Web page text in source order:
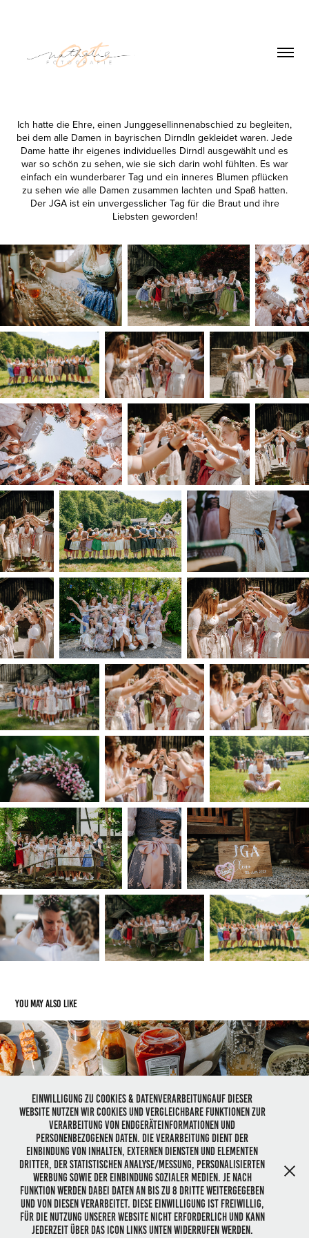
Ich hatte die Ehre, einen Junggesellinnenabschied zu begleiten,
bei dem alle Damen in bayrischen Dirndln gekleidet waren. Jede
Dame hatte ihr eigenes individuelles Dirndl ausgewählt und es
war so schön zu sehen, wie sie sich darin wohl fühlten. Es war
einfach ein wunderbarer Tag und ein inneres Blumen pflücken
zu sehen wie alle Damen zusammen lachten und Spaß hatten.
Der JGA ist ein unvergesslicher Tag für die Braut und ihre
Liebsten geworden!
You may also like
Perlenabend
2023
© Nathalie Ost ⎥NOST⎥ Datenschutz⎥Impressum ⎥AGB⎥Kontakt
Einwilligung zu Cookies & DatenverarbeitungAuf dieser
Website nutzen wir Cookies und vergleichbare Funktionen zur
Verarbeitung von Endgeräteinformationen und
personenbezogenen Daten. Die Verarbeitung dient der
Einbindung von Inhalten, externen Diensten und Elementen
Dritter, der statistischen Analyse/Messung, personalisierten
Werbung sowie der Einbindung sozialer Medien. Je nach
Funktion werden dabei Daten an bis zu 8 Dritte weitergegeben
und von diesen verarbeitet. Diese Einwilligung ist freiwillig,
für die Nutzung unserer Website nicht erforderlich und kann
jederzeit über das Icon links unten widerrufen werden.